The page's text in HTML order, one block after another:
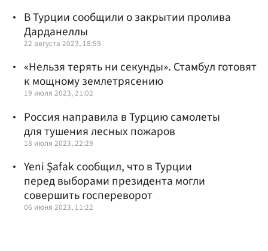
В Турции сообщили о закрытии пролива
Дарданеллы
22 августа 2023, 18:59
«Нельзя терять ни секунды». Стамбул готовят
к мощному землетрясению
19 июля 2023, 21:02
Россия направила в Турцию самолеты
для тушения лесных пожаров
18 июля 2023, 22:29
Yeni Şafak сообщил, что в Турции
перед выборами президента могли
совершить госпереворот
06 июня 2023, 11:22